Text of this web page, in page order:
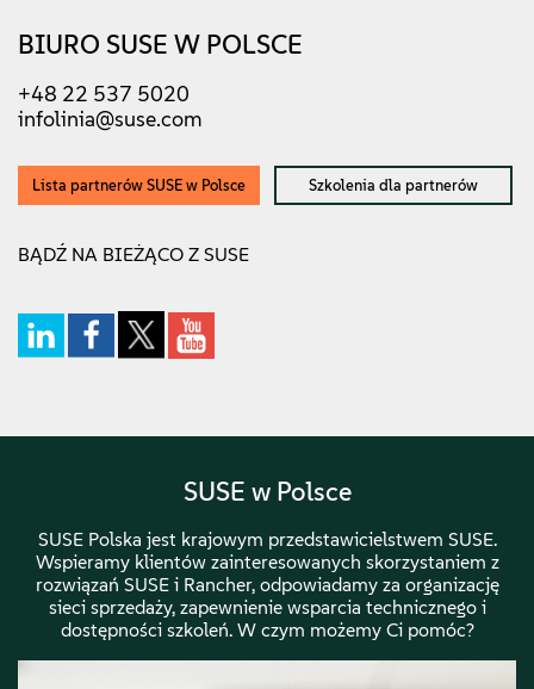
BIURO SUSE W POLSCE
+48 22 537 5020
infolinia@suse.com
Lista partnerów SUSE w Polsce Szkolenia dla partnerów
BĄDŹ NA BIEŻĄCO Z SUSE
SUSE w Polsce
SUSE Polska jest krajowym przedstawicielstwem SUSE.
Wspieramy klientów zainteresowanych skorzystaniem z
rozwiązań SUSE i Rancher, odpowiadamy za organizację
sieci sprzedaży, zapewnienie wsparcia technicznego i
dostępności szkoleń. W czym możemy Ci pomóc?